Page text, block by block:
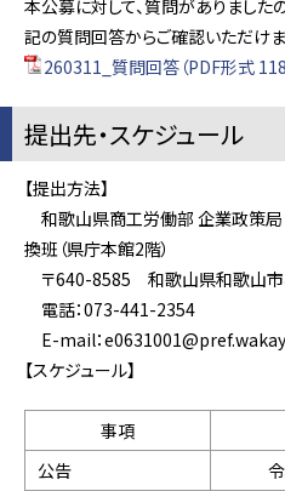
本公募に対して、質問がありました
記の質問回答からご確認いただけま
260311_質問回答（PDF形式 118
提出先・スケジュール
【提出方法】
和歌山県商工労働部 企業政策
換班（県庁本館2階）
〒640-8585 和歌山県和歌山
電話：073-441-2354
E-mail：
【スケジュール】
事項
公告